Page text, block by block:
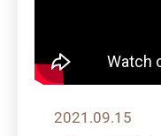
2021.09.15